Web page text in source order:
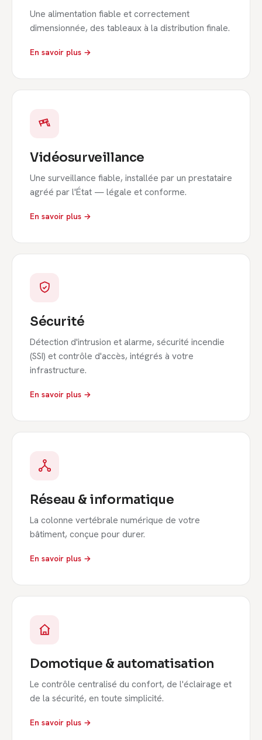
Une alimentation fiable et correctement
dimensionnée, des tableaux à la distribution finale.
En savoir plus →
Vidéosurveillance
Une surveillance fiable, installée par un prestataire
agréé par l'État — légale et conforme.
En savoir plus →
Sécurité
Détection d'intrusion et alarme, sécurité incendie
(SSI) et contrôle d'accès, intégrés à votre
infrastructure.
En savoir plus →
Réseau & informatique
La colonne vertébrale numérique de votre
bâtiment, conçue pour durer.
En savoir plus →
Domotique & automatisation
Le contrôle centralisé du confort, de l'éclairage et
de la sécurité, en toute simplicité.
En savoir plus →